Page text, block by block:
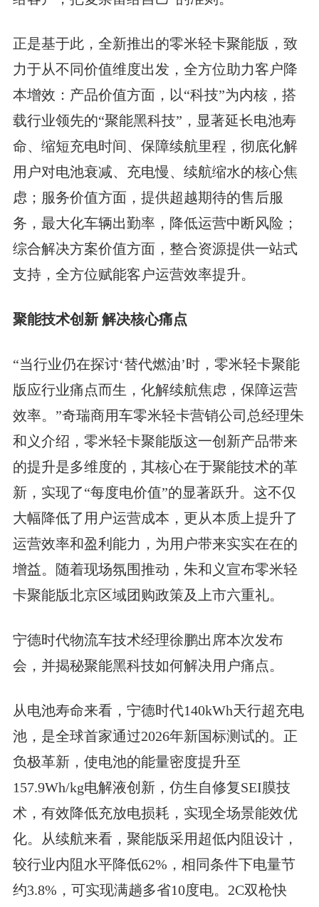
正是基于此，全新推出的零米轻卡聚能版，致
力于从不同价值维度出发，全方位助力客户降
本增效：产品价值方面，以“科技”为内核，搭
载行业领先的“聚能黑科技”，显著延长电池寿
命、缩短充电时间、保障续航里程，彻底化解
用户对电池衰减、充电慢、续航缩水的核心焦
虑；服务价值方面，提供超越期待的售后服
务，最大化车辆出勤率，降低运营中断风险；
综合解决方案价值方面，整合资源提供一站式
支持，全方位赋能客户运营效率提升。
聚能技术创新 解决核心痛点
“当行业仍在探讨‘替代燃油’时，零米轻卡聚能
版应行业痛点而生，化解续航焦虑，保障运营
效率。”奇瑞商用车零米轻卡营销公司总经理朱
和义介绍，零米轻卡聚能版这一创新产品带来
的提升是多维度的，其核心在于聚能技术的革
新，实现了“每度电价值”的显著跃升。这不仅
大幅降低了用户运营成本，更从本质上提升了
运营效率和盈利能力，为用户带来实实在在的
增益。随着现场氛围推动，朱和义宣布零米轻
卡聚能版北京区域团购政策及上市六重礼。
宁德时代物流车技术经理徐鹏出席本次发布
会，并揭秘聚能黑科技如何解决用户痛点。
从电池寿命来看，宁德时代140kWh天行超充电
池，是全球首家通过2026年新国标测试的。正
负极革新，使电池的能量密度提升至
157.9Wh/kg电解液创新，仿生自修复SEI膜技
术，有效降低充放电损耗，实现全场景能效优
化。从续航来看，聚能版采用超低内阻设计，
较行业内阻水平降低62%，相同条件下电量节
约3.8%，可实现满趟多省10度电。2C双枪快